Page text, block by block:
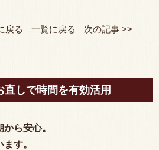
戻る 一覧に戻る 次の記事 >>
しで時間を有効活用
ら安心。
す。